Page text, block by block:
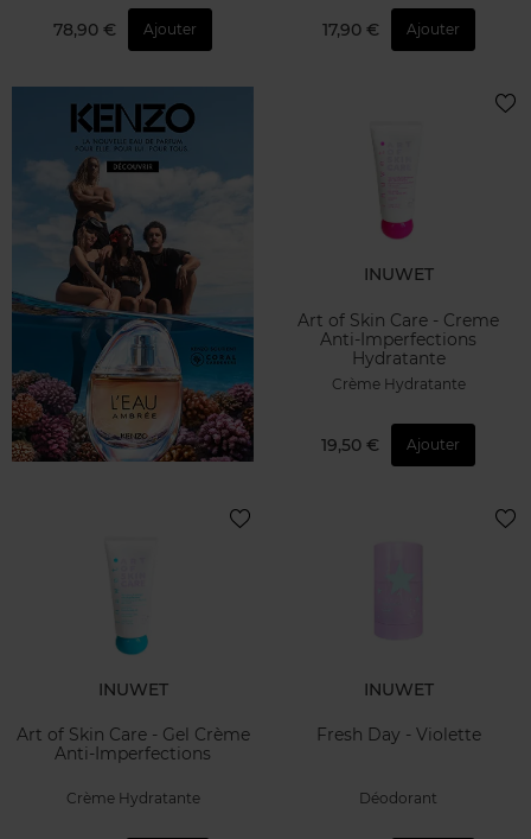
78,90 € Ajouter 17,90 € Ajouter
INUWET
Art of Skin Care - Creme
Anti-Imperfections
Hydratante
Crème Hydratante
19,50 € Ajouter
INUWET
Art of Skin Care - Gel Crème
Anti-Imperfections
Crème Hydratante
INUWET
Fresh Day - Violette
Déodorant